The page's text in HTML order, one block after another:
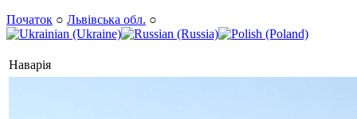
Початок ○ Львівська обл. ○
Наварія